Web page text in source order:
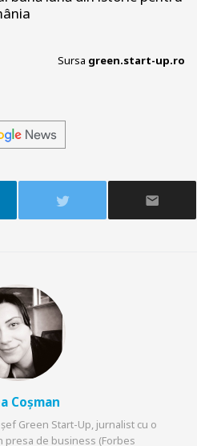
Sursa green.start-up.ro
Coșman
Green Start-Up, jurnalist cu o
presa de business (Forbes